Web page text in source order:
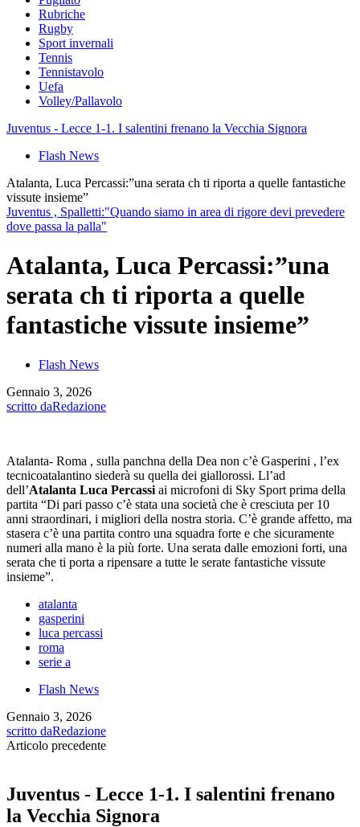
Rubriche
Rugby
Sport invernali
Tennis
Tennistavolo
Uefa
Volley/Pallavolo
Juventus - Lecce 1-1. I salentini frenano la Vecchia Signora
Flash News
Atalanta, Luca Percassi:”una serata ch ti riporta a quelle fantastiche
vissute insieme”
Juventus , Spalletti:"Quando siamo in area di rigore devi prevedere
dove passa la palla"
Atalanta, Luca Percassi:”una
serata ch ti riporta a quelle
fantastiche vissute insieme”
Flash News
Gennaio 3, 2026
scritto daRedazione
Atalanta- Roma , sulla panchna della Dea non c’è Gasperini , l’ex
tecnicoatalantino siederà su quella dei giallorossi. Ll’ad
dell’Atalanta Luca Percassi ai microfoni di Sky Sport prima della
partita “Di pari passo c’è stata una società che è cresciuta per 10
anni straordinari, i migliori della nostra storia. C’è grande affetto, ma
stasera c’è una partita contro una squadra forte e che sicuramente
numeri alla mano è la più forte. Una serata dalle emozioni forti, una
serata che ti porta a ripensare a tutte le serate fantastiche vissute
insieme”.
atalanta
gasperini
luca percassi
roma
serie a
Flash News
Gennaio 3, 2026
scritto daRedazione
Articolo precedente
Juventus - Lecce 1-1. I salentini frenano
la Vecchia Signora